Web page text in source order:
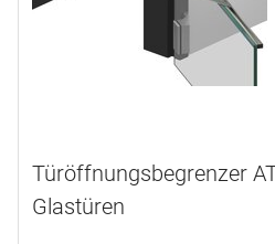
Türöffnungsbegrenzer
Glastüren